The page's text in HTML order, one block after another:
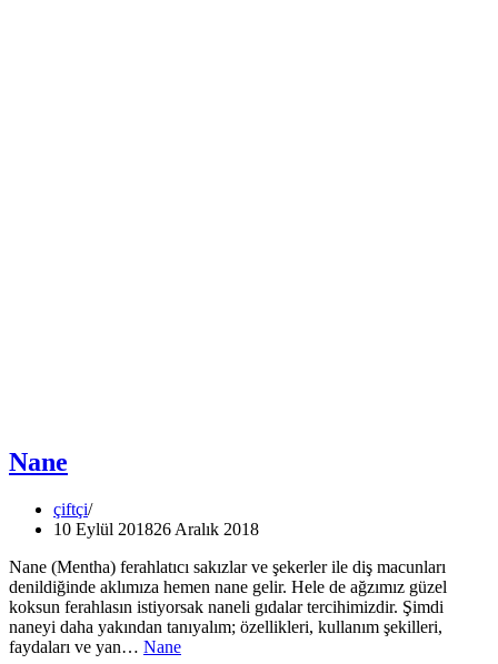
Nane
çiftçi
10 Eylül 201826 Aralık 2018
Nane (Mentha) ferahlatıcı sakızlar ve şekerler ile diş macunları
denildiğinde aklımıza hemen nane gelir. Hele de ağzımız güzel
koksun ferahlasın istiyorsak naneli gıdalar tercihimizdir. Şimdi
naneyi daha yakından tanıyalım; özellikleri, kullanım şekilleri,
faydaları ve yan… Nane